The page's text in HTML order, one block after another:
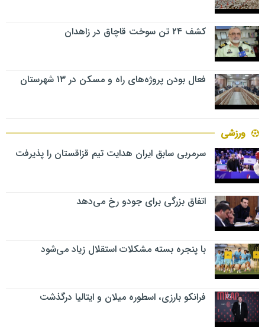
کشف ۲۴ تن سوخت قاچاق در زاهدان
فعال بودن پروژه‌های راه و مسکن در ۱۳ شهرستان
ورزشی
سرمربی سابق ایران هدایت تیم قزاقستان را پذیرفت
اتفاق بزرگی برای جودو رخ می‌دهد
با پنجره بسته مشکلات استقلال زیاد می‌شود
فرانکو بارزی، اسطوره میلان و ایتالیا درگذشت